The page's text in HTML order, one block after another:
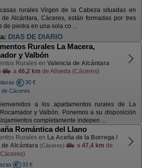
rurales Virgen de la Cabeza situadas en
de Alcántara, Cáceres, están formadas por tres
de piedra en una sola co ...
DIAS DE DIARIO
Rurales La Macera,
y Valbón
Rurales en Valencia de Alcántara
a 46,2 km de Aliseda (Cáceres)
30 €
de Cáceres
a los apartamentos rurales de La
y Valbón. Ponemos a su disposición
completamente indepen ...
Romántica del Llano
Rurales en La Aceña de la Borrega /
de Alcántara (Cáceres) a 47,4 km de
33 €